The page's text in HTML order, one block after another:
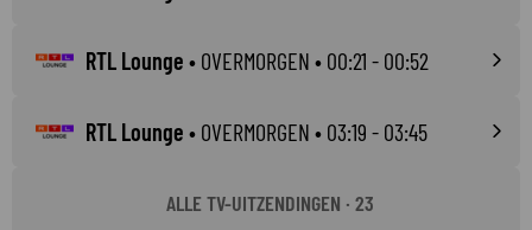
RTL Lounge • OVERMORGEN • 00:21 - 00:52
RTL Lounge • OVERMORGEN • 03:19 - 03:45
ALLE TV-UITZENDINGEN · 23